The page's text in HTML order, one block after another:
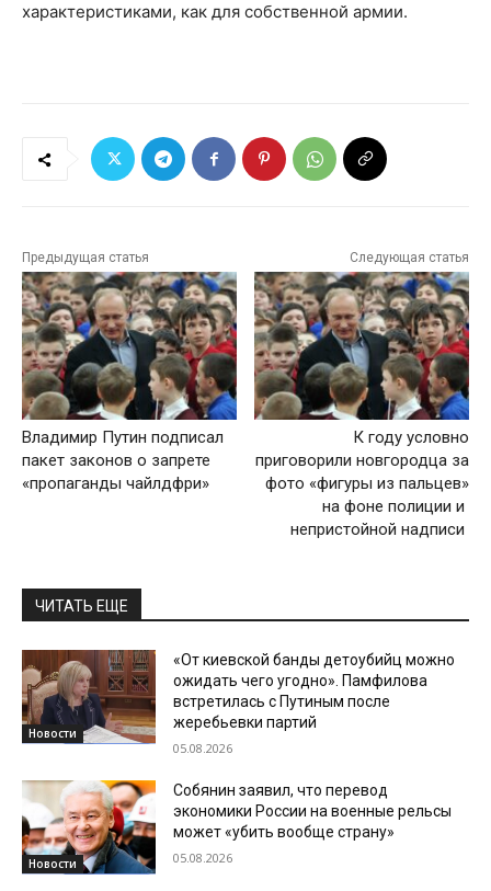
характеристиками, как для собственной армии.
Предыдущая статья
Владимир Путин подписал
пакет законов о запрете
«пропаганды чайлдфри»
Следующая статья
К году условно
приговорили новгородца за
фото «фигуры из пальцев»
на фоне полиции и
непристойной надписи
ЧИТАТЬ ЕЩЕ
Новости
«От киевской банды детоубийц можно
ожидать чего угодно». Памфилова
встретилась с Путиным после
жеребьевки партий
05.08.2026
Новости
Собянин заявил, что перевод
экономики России на военные рельсы
может «убить вообще страну»
05.08.2026